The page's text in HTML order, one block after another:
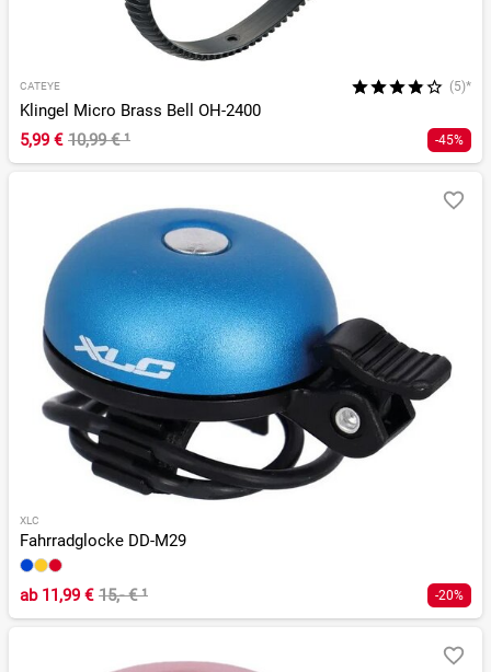
CATEYE (5)*
Klingel Micro Brass Bell OH-2400
5,99 € 10,99 €¹ -45%
XLC
Fahrradglocke DD-M29
ab11,99 € 15,- €¹ -20%